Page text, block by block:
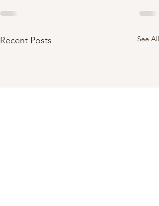
Recent Posts See All